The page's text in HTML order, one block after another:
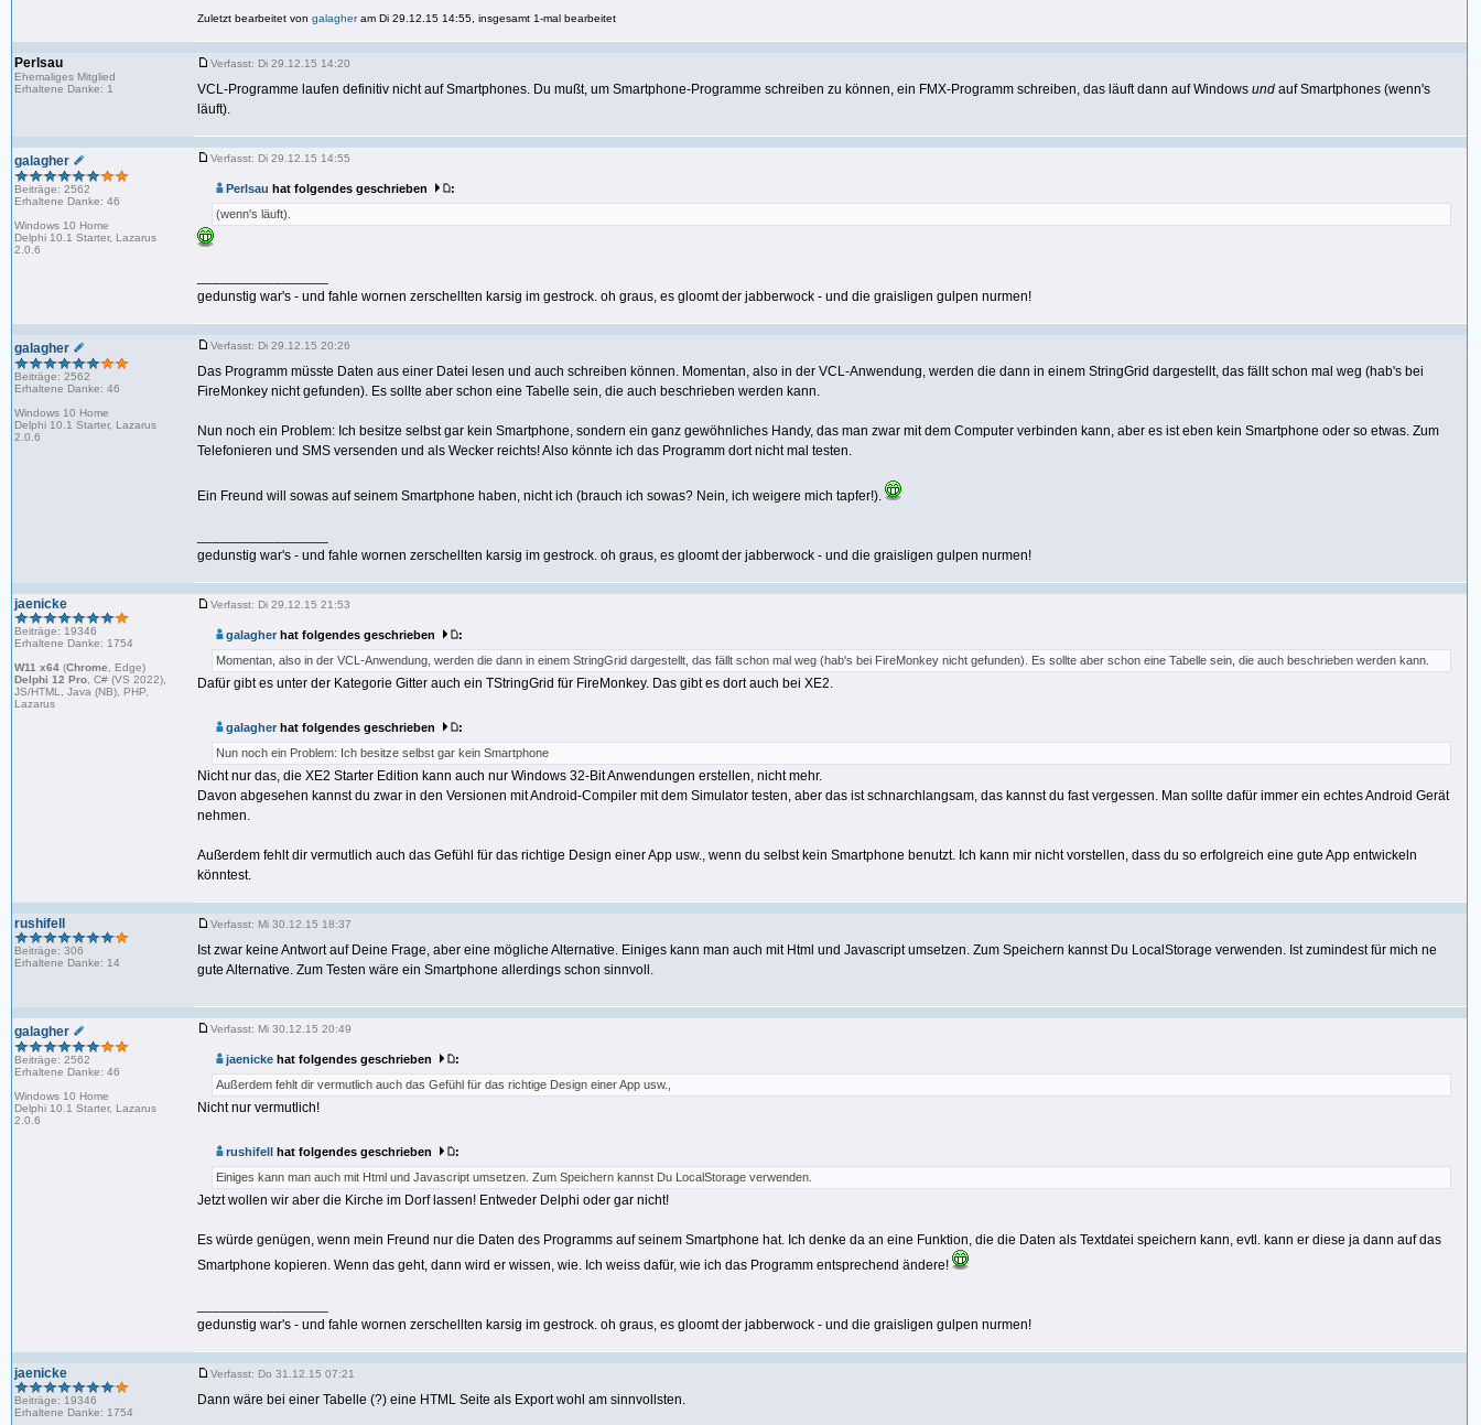
Zuletzt bearbeitet von galagheram Di 29.12.15 14:55, insgesamt 1-mal bearbeitet
Perlsau
Ehemaliges Mitglied
Erhaltene Danke: 1
Verfasst: Di 29.12.15 14:20
VCL-Programme laufen definitiv nicht auf Smartphones. Du mußt, um Smartphone-Programme schreiben zu können, ein FMX-Programm schreiben, das läuft dann auf Windows und auf Smartphones (wenn's
läuft).
galagher
Beiträge: 2562
Erhaltene Danke: 46
Windows 10 Home
Delphi 10.1 Starter, Lazarus
2.0.6
Verfasst: Di 29.12.15 14:55
Perlsau hat folgendes geschrieben
:
(wenn's läuft).
gedunstig war's - und fahle wornen zerschellten karsig im gestrock. oh graus, es gloomt der jabberwock - und die graisligen gulpen nurmen!
galagher
Beiträge: 2562
Erhaltene Danke: 46
Windows 10 Home
Delphi 10.1 Starter, Lazarus
2.0.6
Verfasst: Di 29.12.15 20:26
Das Programm müsste Daten aus einer Datei lesen und auch schreiben können. Momentan, also in der VCL-Anwendung, werden die dann in einem StringGrid dargestellt, das fällt schon mal weg (hab's bei
FireMonkey nicht gefunden). Es sollte aber schon eine Tabelle sein, die auch beschrieben werden kann.
Nun noch ein Problem: Ich besitze selbst gar kein Smartphone, sondern ein ganz gewöhnliches Handy, das man zwar mit dem Computer verbinden kann, aber es ist eben kein Smartphone oder so etwas. Zum
Telefonieren und SMS versenden und als Wecker reichts! Also könnte ich das Programm dort nicht mal testen.
Ein Freund will sowas auf seinem Smartphone haben, nicht ich (brauch ich sowas? Nein, ich weigere mich tapfer!).
gedunstig war's - und fahle wornen zerschellten karsig im gestrock. oh graus, es gloomt der jabberwock - und die graisligen gulpen nurmen!
jaenicke
Beiträge: 19346
Erhaltene Danke: 1754
W11 x64 (Chrome , Edge)
Delphi 12 Pro , C# (VS 2022),
JS/HTML, Java (NB), PHP,
Lazarus
Verfasst: Di 29.12.15 21:53
galagherhat folgendes geschrieben
:
Momentan, also in der VCL-Anwendung, werden die dann in einem StringGrid dargestellt, das fällt schon mal weg (hab's bei FireMonkey nicht gefunden). Es sollte aber schon eine Tabelle sein, die auch beschrieben werden kann.
Dafür gibt es unter der Kategorie Gitter auch ein TStringGrid für FireMonkey. Das gibt es dort auch bei XE2.
galagherhat folgendes geschrieben
:
Nun noch ein Problem: Ich besitze selbst gar kein Smartphone
Nicht nur das, die XE2 Starter Edition kann auch nur Windows 32-Bit Anwendungen erstellen, nicht mehr.
Davon abgesehen kannst du zwar in den Versionen mit Android-Compiler mit dem Simulator testen, aber das ist schnarchlangsam, das kannst du fast vergessen. Man sollte dafür immer ein echtes Android Gerät
nehmen.
Außerdem fehlt dir vermutlich auch das Gefühl für das richtige Design einer App usw., wenn du selbst kein Smartphone benutzt. Ich kann mir nicht vorstellen, dass du so erfolgreich eine gute App entwickeln
könntest.
rushifell
Beiträge: 306
Erhaltene Danke: 14
Verfasst: Mi 30.12.15 18:37
Ist zwar keine Antwort auf Deine Frage, aber eine mögliche Alternative. Einiges kann man auch mit Html und Javascript umsetzen. Zum Speichern kannst Du LocalStorage verwenden. Ist zumindest für mich ne
gute Alternative. Zum Testen wäre ein Smartphone allerdings schon sinnvoll.
galagher
Beiträge: 2562
Erhaltene Danke: 46
Windows 10 Home
Delphi 10.1 Starter, Lazarus
2.0.6
Verfasst: Mi 30.12.15 20:49
jaenickehat folgendes geschrieben
:
Außerdem fehlt dir vermutlich auch das Gefühl für das richtige Design einer App usw.,
Nicht nur vermutlich!
rushifellhat folgendes geschrieben
:
Einiges kann man auch mit Html und Javascript umsetzen. Zum Speichern kannst Du LocalStorage verwenden.
Jetzt wollen wir aber die Kirche im Dorf lassen! Entweder Delphi oder gar nicht!
Es würde genügen, wenn mein Freund nur die Daten des Programms auf seinem Smartphone hat. Ich denke da an eine Funktion, die die Daten als Textdatei speichern kann, evtl. kann er diese ja dann auf das
Smartphone kopieren. Wenn das geht, dann wird er wissen, wie. Ich weiss dafür, wie ich das Programm entsprechend ändere!
gedunstig war's - und fahle wornen zerschellten karsig im gestrock. oh graus, es gloomt der jabberwock - und die graisligen gulpen nurmen!
jaenicke
Beiträge: 19346
Erhaltene Danke: 1754
Verfasst: Do 31.12.15 07:21
Dann wäre bei einer Tabelle (?) eine HTML Seite als Export wohl am sinnvollsten.